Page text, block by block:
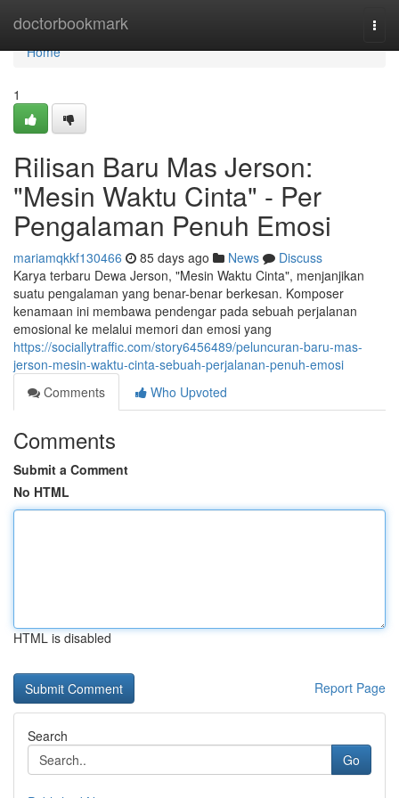
doctorbookmark
Home
Home
1
Rilisan Baru Mas Jerson:
"Mesin Waktu Cinta" - Per
Pengalaman Penuh Emosi
mariamqkkf130466 85 days ago News
Discuss
Karya terbaru Dewa Jerson, "Mesin Waktu Cinta", menjanjikan
suatu pengalaman yang benar-benar berkesan. Komposer
kenamaan ini membawa pendengar pada sebuah perjalanan
emosional ke melalui memori dan emosi yang
https://sociallytraffic.com/story6456489/peluncuran-baru-mas-
jerson-mesin-waktu-cinta-sebuah-perjalanan-penuh-emosi
Comments
Who Upvoted
Comments
Submit a Comment
No HTML
HTML is disabled
Report Page
Search
Go